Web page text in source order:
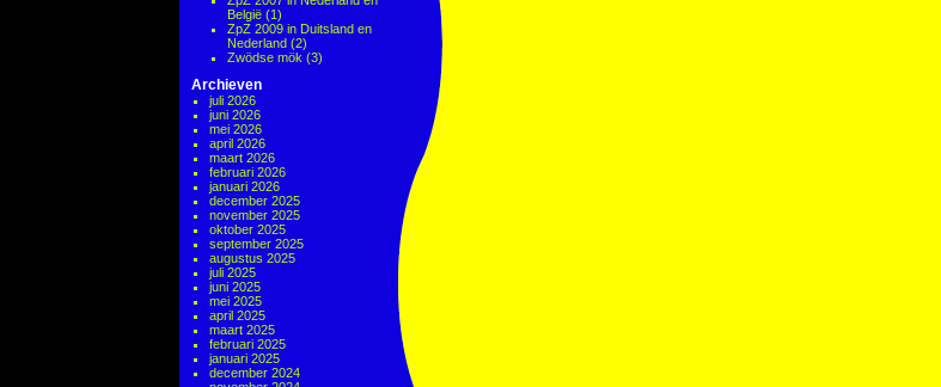
België (1)
ZpZ 2009 in Duitsland en
Nederland (2)
Zwödse mök (3)
Archieven
juli 2026
juni 2026
mei 2026
april 2026
maart 2026
februari 2026
januari 2026
december 2025
november 2025
oktober 2025
september 2025
augustus 2025
juli 2025
juni 2025
mei 2025
april 2025
maart 2025
februari 2025
januari 2025
december 2024